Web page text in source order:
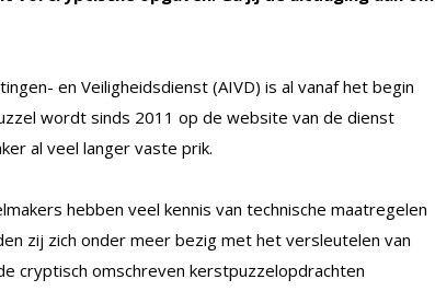
en Veiligheidsdienst (AIVD) is al vanaf het begin
wordt sinds 2011 op de website van de dienst
al veel langer vaste prik.
hebben veel kennis van technische maatregelen
zij zich onder meer bezig met het versleutelen van
cryptisch omschreven kerstpuzzelopdrachten